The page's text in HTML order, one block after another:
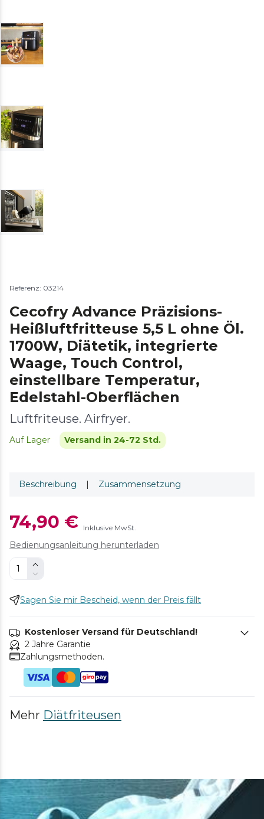
Referenz: 03214
Cecofry Advance Präzisions-
Heißluftfritteuse 5,5 L ohne Öl.
1700W, Diätetik, integrierte
Waage, Touch Control,
einstellbare Temperatur,
Edelstahl-Oberflächen
Luftfriteuse. Airfryer.
Auf Lager Versand in 24-72 Std.
Beschreibung | Zusammensetzung
74,90 € Inklusive MwSt.
Bedienungsanleitung herunterladen
Sagen Sie mir Bescheid, wenn der Preis fällt
Kostenloser Versand für Deutschland!
2 Jahre Garantie
Zahlungsmethoden.
Mehr Diätfriteusen